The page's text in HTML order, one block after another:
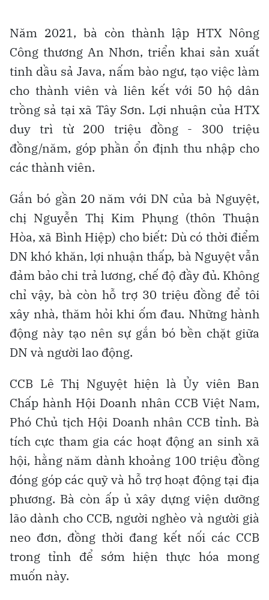
Năm 2021, bà còn thành lập HTX Nông
Công thương An Nhơn, triển khai sản xuất
tinh dầu sả Java, nấm bào ngư, tạo việc làm
cho thành viên và liên kết với 50 hộ dân
trồng sả tại xã Tây Sơn. Lợi nhuận của HTX
duy trì từ 200 triệu đồng - 300 triệu
đồng/năm, góp phần ổn định thu nhập cho
các thành viên.
Gắn bó gần 20 năm với DN của bà Nguyệt,
chị Nguyễn Thị Kim Phụng (thôn Thuận
Hòa, xã Bình Hiệp) cho biết: Dù có thời điểm
DN khó khăn, lợi nhuận thấp, bà Nguyệt vẫn
đảm bảo chi trả lương, chế độ đầy đủ. Không
chỉ vậy, bà còn hỗ trợ 30 triệu đồng để tôi
xây nhà, thăm hỏi khi ốm đau. Những hành
động này tạo nên sự gắn bó bền chặt giữa
DN và người lao động.
CCB Lê Thị Nguyệt hiện là Ủy viên Ban
Chấp hành Hội Doanh nhân CCB Việt Nam,
Phó Chủ tịch Hội Doanh nhân CCB tỉnh. Bà
tích cực tham gia các hoạt động an sinh xã
hội, hằng năm dành khoảng 100 triệu đồng
đóng góp các quỹ và hỗ trợ hoạt động tại địa
phương. Bà còn ấp ủ xây dựng viện dưỡng
lão dành cho CCB, người nghèo và người già
neo đơn, đồng thời đang kết nối các CCB
trong tỉnh để sớm hiện thực hóa mong
muốn này.